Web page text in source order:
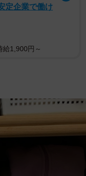
定企業で働け
給1,900円～